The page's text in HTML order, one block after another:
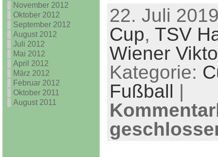
November 2012
Oktober 2012
September 2012
August 2012
Juli 2012
Mai 2012
April 2012
März 2012
Februar 2012
Oktober 2011
August 2011
22. Juli
Cup, TSV
Wiener
Kategorie:
Fußball |